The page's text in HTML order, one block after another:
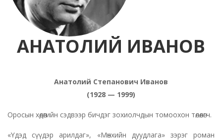
АНАТОЛИЙ ИВАНОВ
Анатолий Степанович Иванов
(1928 — 1999)
Оросын хөдөөгийн сэдвээр бичдэг зохиолчдын томоохон төлөөлөгч.
«Үдэд сүүдэр арилдаг», «Мөнхийн дуудлага» зэрэг роман